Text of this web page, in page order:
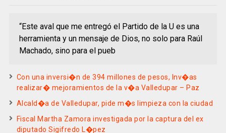
“Este aval que me entregó el Partido de la U es una
herramienta y un mensaje de Dios, no solo para Raúl
Machado, sino para el pueb
Con una inversi�n de 394 millones de pesos, Inv�as
realizar� mejoramientos de la v�a Valledupar – Paz
Alcald�a de Valledupar, pide m�s limpieza con la ciudad
Fiscal Martha Zamora investigada por la captura del ex
diputado Sigifredo L�pez